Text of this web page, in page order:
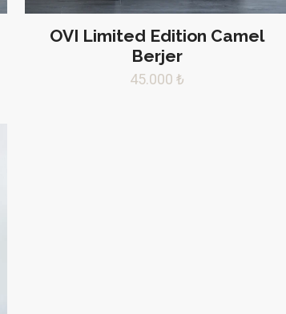
OVI Limited Edition Camel
Berjer
45.000₺